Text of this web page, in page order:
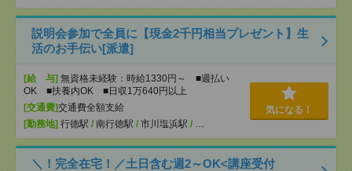
説明会参加で全員に【現金2千円相当プレゼント】生
活のお手伝い[派遣]
[給 与] 無資格未経験：時給1330円～ ■週払い
OK ■扶養内OK ■日収1万640円以上
[交通費]交通費全額支給
[勤務地] 行徳駅 / 南行徳駅 / 市川塩浜駅 / …
気になる！
＼！完全在宅！／土日含む週2～OK<講座受付